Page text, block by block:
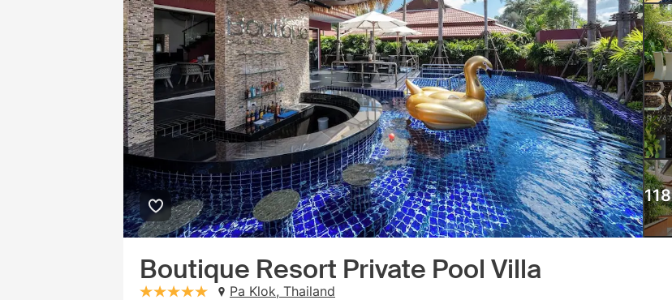
Boutique Resort Private Pool Villa
stars: 5Pa Klok, Thailand